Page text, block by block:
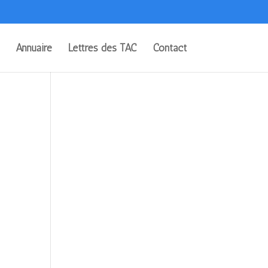
Annuaire Lettres des TAC Contact